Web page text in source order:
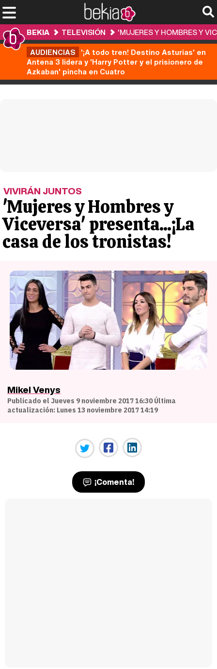
BEKIA TELEVISIÓN
'MUJERES Y HOMBRES Y
AUDIENCIAS '¡A todo tren! Destino Asturias' en
Antena 3 lidera y 'Harry Potter y el prisionero de
Azkaban' pincha en Cuatro
VIVIRÁN JUNTOS
'Mujeres y Hombres y
Viceversa' presenta...¡La
casa de los tronistas!
Mikel Venys
Publicado el Jueves 9 noviembre 2017 16:30 Última
actualización: Lunes 13 noviembre 2017 14:19
¡Comenta!